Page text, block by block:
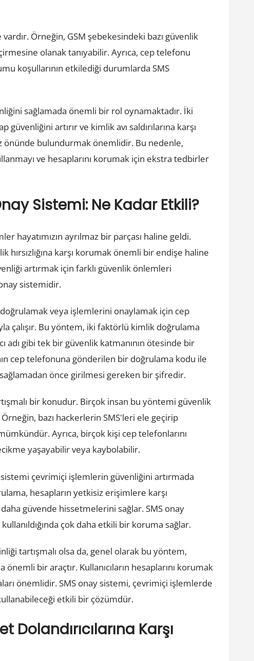
vardır. Örneğin, GSM şebekesindeki bazı güvenlik
olanak tanıyabilir. Ayrıca, cep telefonu
koşullarının etkilediği durumlarda SMS
sağlamada önemli bir rol oynamaktadır. İki
artırır ve kimlik avı saldırılarına karşı
önünde bulundurmak önemlidir. Bu nedenle,
ve hesaplarını korumak için ekstra tedbirler
Sistemi: Ne Kadar Etkili?
hayatımızın ayrılmaz bir parçası haline geldi.
karşı korumak önemli bir endişe haline
artırmak için farklı güvenlik önlemleri
sistemidir.
doğrulamak veya işlemlerini onaylamak için cep
çalışır. Bu yöntem, iki faktörlü kimlik doğrulama
adı gibi tek bir güvenlik katmanının ötesinde bir
cep telefonuna gönderilen bir doğrulama kodu ile
sağlamadan önce girilmesi gereken bir şifredir.
bir konudur. Birçok insan bu yöntemi güvenlik
Örneğin, bazı hackerlerin SMS'leri ele geçirip
Ayrıca, birçok kişi cep telefonlarını
yaşayabilir veya kaybolabilir.
sistemi çevrimiçi işlemlerin güvenliğini artırmada
hesapların yetkisiz erişimlere karşı
daha güvende hissetmelerini sağlar. SMS onay
çok daha etkili bir koruma sağlar.
tartışmalı olsa da, genel olarak bu yöntem,
bir araçtır. Kullanıcıların hesaplarını korumak
önemlidir. SMS onay sistemi, çevrimiçi işlemlerde
etkili bir çözümdür.
Karşı